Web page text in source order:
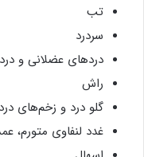
تب
سردرد
دردهای عضلانی و
راش
گلو درد و زخم‌های
غدد لنفاوی متورم،